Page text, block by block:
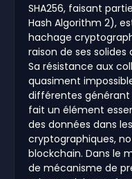
SHA256, faisant
Hash Algorithm 2),
hachage
raison de ses
Sa résistance aux
quasiment
différentes
fait un élément
des données dans
cryptographiques,
blockchain. Dans le
de mécanisme de